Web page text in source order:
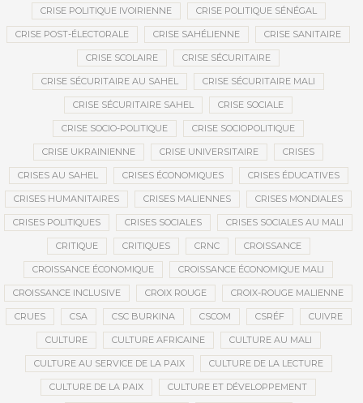
CRISE POLITIQUE IVOIRIENNE CRISE POLITIQUE SÉNÉGAL
CRISE POST-ÉLECTORALE CRISE SAHÉLIENNE CRISE SANITAIRE
CRISE SCOLAIRE CRISE SÉCURITAIRE
CRISE SÉCURITAIRE AU SAHEL CRISE SÉCURITAIRE MALI
CRISE SÉCURITAIRE SAHEL CRISE SOCIALE
CRISE SOCIO-POLITIQUE CRISE SOCIOPOLITIQUE
CRISE UKRAINIENNE CRISE UNIVERSITAIRE CRISES
CRISES AU SAHEL CRISES ÉCONOMIQUES CRISES ÉDUCATIVES
CRISES HUMANITAIRES CRISES MALIENNES CRISES MONDIALES
CRISES POLITIQUES CRISES SOCIALES CRISES SOCIALES AU MALI
CRITIQUE CRITIQUES CRNC CROISSANCE
CROISSANCE ÉCONOMIQUE CROISSANCE ÉCONOMIQUE MALI
CROISSANCE INCLUSIVE CROIX ROUGE CROIX-ROUGE MALIENNE
CRUES CSA CSC BURKINA CSCOM CSRÉF CUIVRE
CULTURE CULTURE AFRICAINE CULTURE AU MALI
CULTURE AU SERVICE DE LA PAIX CULTURE DE LA LECTURE
CULTURE DE LA PAIX CULTURE ET DÉVELOPPEMENT